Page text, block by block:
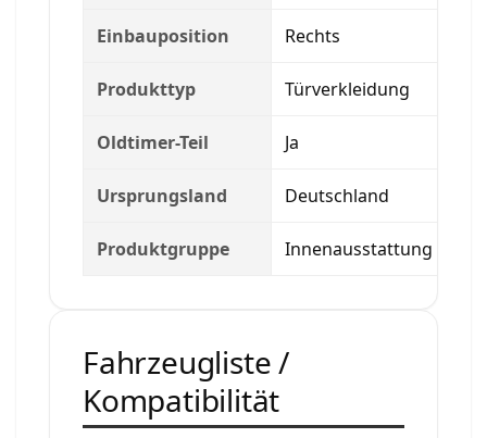
Einbauposition Rechts
Produkttyp Türverkleidung
Oldtimer-Teil Ja
Ursprungsland Deutschland
Produktgruppe Innenausstattung
Fahrzeugliste /
Kompatibilität